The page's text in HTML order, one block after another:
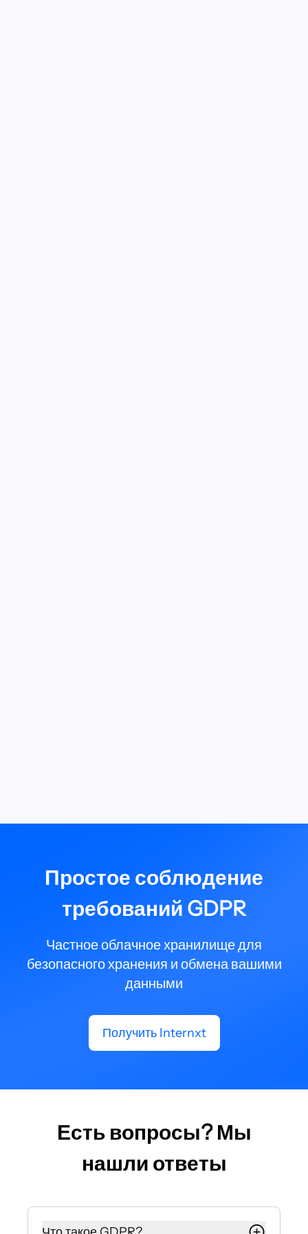
Простое соблюдение
требований GDPR
Частное облачное хранилище для
безопасного хранения и обмена вашими
данными
Получить Internxt
Есть вопросы? Мы
нашли ответы